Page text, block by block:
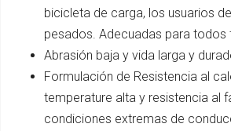
bicicleta de carga, los usuarios
pesados. Adecuadas para todos
Abrasión baja y vida larga y
Formulación de Resistencia al
temperature alta y resistencia al
condiciones extremas de